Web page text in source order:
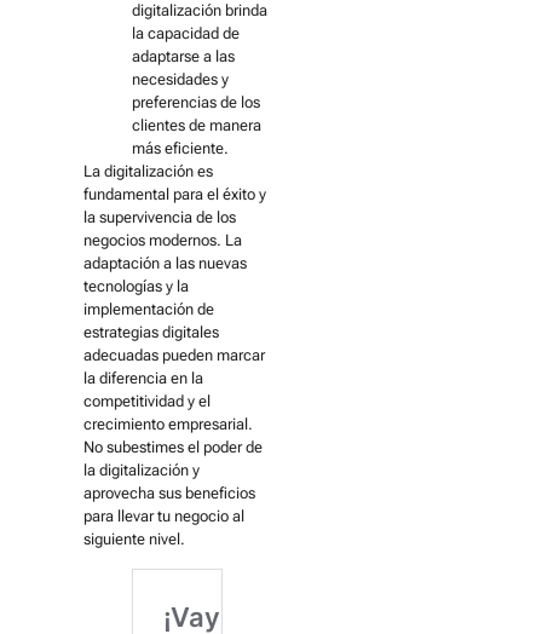
digitalización brinda
la capacidad de
adaptarse a las
necesidades y
preferencias de los
clientes de manera
más eficiente.
La digitalización es
fundamental para el éxito y
la supervivencia de los
negocios modernos. La
adaptación a las nuevas
tecnologías y la
implementación de
estrategias digitales
adecuadas pueden marcar
la diferencia en la
competitividad y el
crecimiento empresarial.
No subestimes el poder de
la digitalización y
aprovecha sus beneficios
para llevar tu negocio al
siguiente nivel.